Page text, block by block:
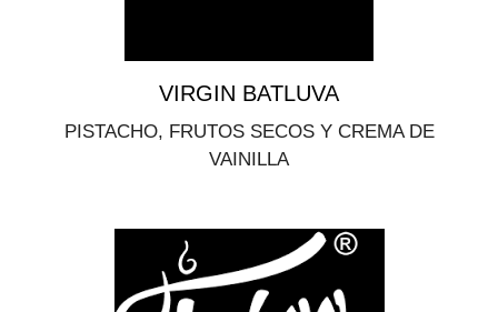
VIRGIN BATLUVA
PISTACHO, FRUTOS SECOS Y CREMA DE
VAINILLA